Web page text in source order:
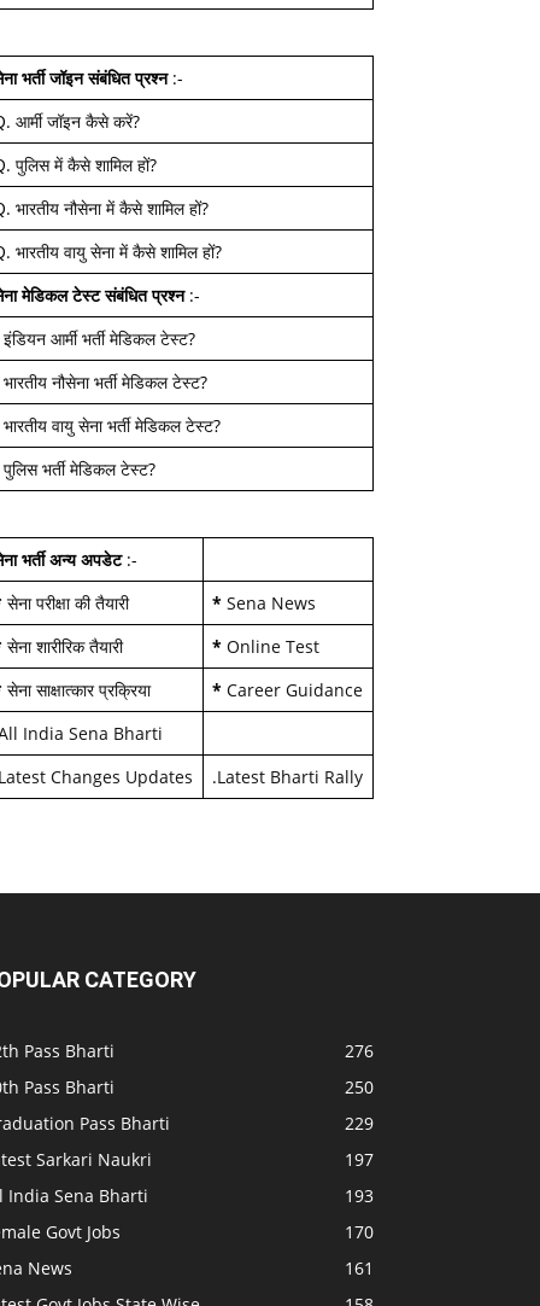
भर्ती जॉइन संबंधित प्रश्न:-
आर्मी जॉइन कैसे करें?
पुलिस में कैसे शामिल हों?
भारतीय नौसेना में कैसे शामिल हों?
भारतीय वायु सेना में कैसे शामिल हों?
मेडिकल टेस्ट संबंधित प्रश्न:-
इंडियन आर्मी भर्ती मेडिकल टेस्ट?
भारतीय नौसेना भर्ती मेडिकल टेस्ट?
भारतीय वायु सेना भर्ती मेडिकल टेस्ट?
पुलिस भर्ती मेडिकल टेस्ट?
भर्ती अन्य अपडेट:-
सेना परीक्षा की तैयारी * Sena News
सेना शारीरिक तैयारी * Online Test
सेना साक्षात्कार प्रक्रिया * Career Guidance
India Sena Bharti
Latest Changes Updates .Latest Bharti Rally
CATEGORY
Pass Bharti
276
Pass Bharti
250
Pass Bharti
229
Sarkari Naukri
197
India Sena Bharti
193
Govt Jobs
170
News
161